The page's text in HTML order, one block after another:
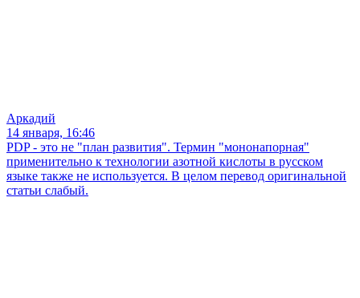
Аркадий
14 января, 16:46
PDP - это не "план развития". Термин "мононапорная"
применительно к технологии азотной кислоты в русском
языке также не используется. В целом перевод оригинальной
статьи слабый.